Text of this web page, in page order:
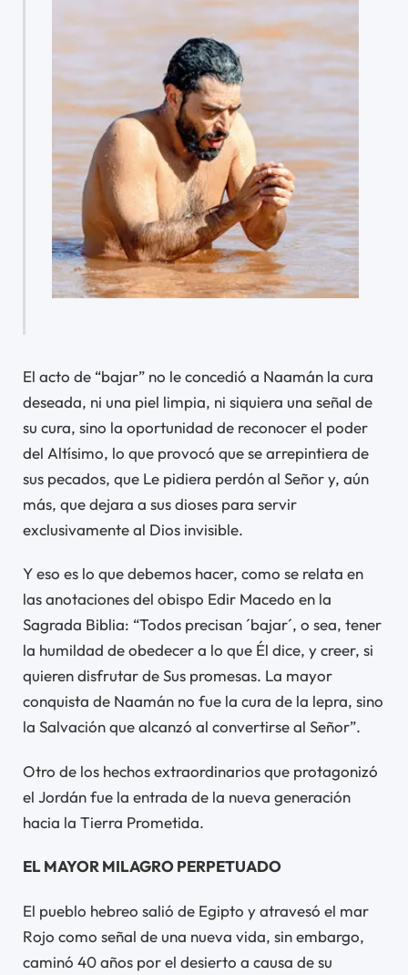
El acto de “bajar” no le concedió a Naamán la cura
deseada, ni una piel limpia, ni siquiera una señal de
su cura, sino la oportunidad de reconocer el poder
del Altísimo, lo que provocó que se arrepintiera de
sus pecados, que Le pidiera perdón al Señor y, aún
más, que dejara a sus dioses para servir
exclusivamente al Dios invisible.
Y eso es lo que debemos hacer, como se relata en
las anotaciones del obispo Edir Macedo en la
Sagrada Biblia: “Todos precisan ´bajar´, o sea, tener
la humildad de obedecer a lo que Él dice, y creer, si
quieren disfrutar de Sus promesas. La mayor
conquista de Naamán no fue la cura de la lepra, sino
la Salvación que alcanzó al convertirse al Señor”.
Otro de los hechos extraordinarios que protagonizó
el Jordán fue la entrada de la nueva generación
hacia la Tierra Prometida.
EL MAYOR MILAGRO PERPETUADO
El pueblo hebreo salió de Egipto y atravesó el mar
Rojo como señal de una nueva vida, sin embargo,
caminó 40 años por el desierto a causa de su